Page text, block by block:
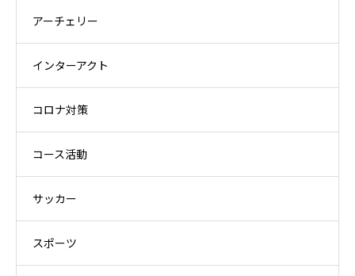
アーチェリー
インターアクト
コロナ対策
コース活動
サッカー
スポーツ